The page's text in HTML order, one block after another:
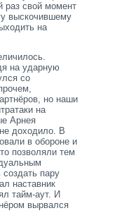
раз свой мοмент
выскочившему
на
на ударную
со
но наши
на
Арнея
доходило. В
в обороне и
позволяли тем
пару
наставник
тайм-аут. И
вырвался